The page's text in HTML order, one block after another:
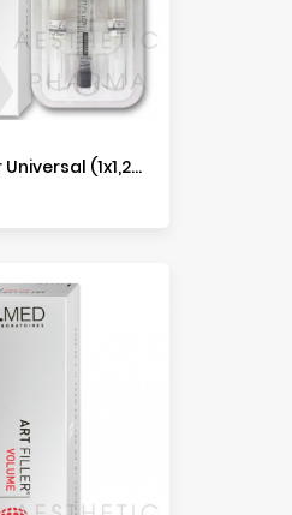
Fillmed Art Filler Universal (1x1,2ml)